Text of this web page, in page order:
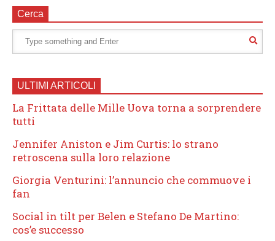
Cerca
ULTIMI ARTICOLI
La Frittata delle Mille Uova torna a sorprendere
tutti
Jennifer Aniston e Jim Curtis: lo strano
retroscena sulla loro relazione
Giorgia Venturini: l’annuncio che commuove i
fan
Social in tilt per Belen e Stefano De Martino:
cos’e successo